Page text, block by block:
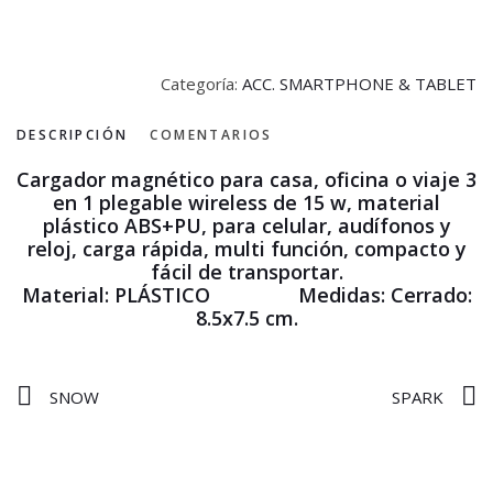
Categoría: ACC. SMARTPHONE & TABLET
DESCRIPCIÓN COMENTARIOS
Cargador magnético para casa, oficina o viaje 3
en 1 plegable wireless de 15 w, material
plástico ABS+PU, para celular, audífonos y
reloj, carga rápida, multi función, compacto y
fácil de transportar.
Material: PLÁSTICO Medidas: Cerrado:
8.5x7.5 cm.
SNOW SPARK